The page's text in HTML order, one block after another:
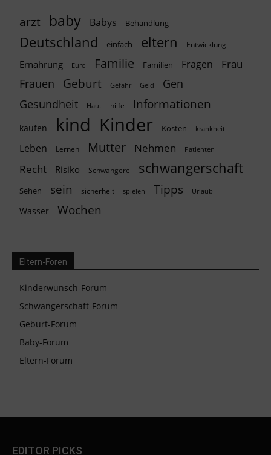
arzt baby Babys Behandlung
Deutschland einfach eltern Entwicklung
Ernährung Euro Familie Familien Fragen Frau
Frauen Geburt Gefahr Geld
Gen
Gesundheit
Haut hilfe Informationen
kaufen kind Kinder Kosten krankheit
Leben Lernen Mutter Nehmen Patienten
Recht Risiko Schwangere schwangerschaft
Sehen sein sicherheit spielen Tipps Urlaub
Wasser Wochen
Eltern-Foren
Kinderwunsch-Forum
Schwangerschaft-Forum
Geburt-Forum
Baby-Forum
Eltern-Forum
EDITOR PICKS